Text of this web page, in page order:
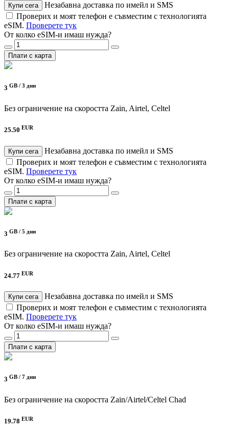
Купи сега
Незабавна доставка по имейл и SMS
Проверих и моят телефон е съвместим с технологията
eSIM. Проверете тук
От колко eSIM-и имаш нужда?
Плати с карта
3 GB / 3 дни
Без ограничение на скоростта Zain, Airtel, Celtel
25.50 EUR
Купи сега
Незабавна доставка по имейл и SMS
Проверих и моят телефон е съвместим с технологията
eSIM. Проверете тук
От колко eSIM-и имаш нужда?
Плати с карта
3 GB / 5 дни
Без ограничение на скоростта Zain, Airtel, Celtel
24.77 EUR
Купи сега
Незабавна доставка по имейл и SMS
Проверих и моят телефон е съвместим с технологията
eSIM. Проверете тук
От колко eSIM-и имаш нужда?
Плати с карта
3 GB / 7 дни
Без ограничение на скоростта Zain/Airtel/Celtel Chad
19.78 EUR